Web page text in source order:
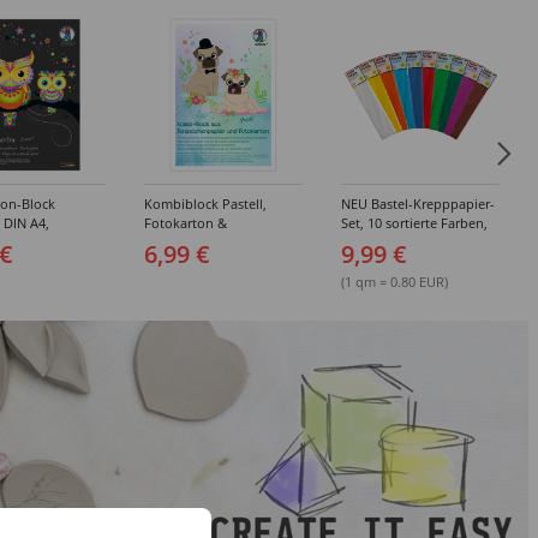
Block
A4,
10 Blatt, 10
Kombiblock Pastell,
Fotokarton &
Tonzeichenpapier, 10 +
10 Blatt, 23 x 33 cm,
6,99 €
NEU Bastel-Krepppapier-
Set, 10 sortierte Farben,
je 50x250cm
9,99 €
(1 qm = 0.80 EUR)